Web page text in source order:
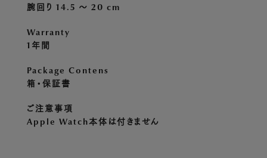
腕回り 14.5 〜 20 cm
Warranty
1年間
Package Contens
箱・保証書
ご注意事項
Apple Watch本体は付きません